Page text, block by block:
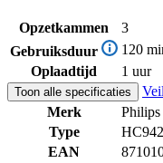
Opzetkammen
3
Gebruiksduur
120
Oplaadtijd
1 uur
Toon alle specificaties
Merk
Philips
Type
EAN